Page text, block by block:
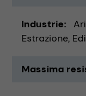
Industrie
Estrazione
Massima